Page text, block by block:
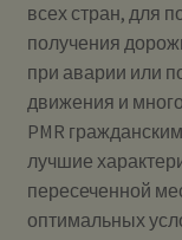
всех стран, для
получения
при аварии или
движения и
PMR
лучшие
пересеченной
оптимальных